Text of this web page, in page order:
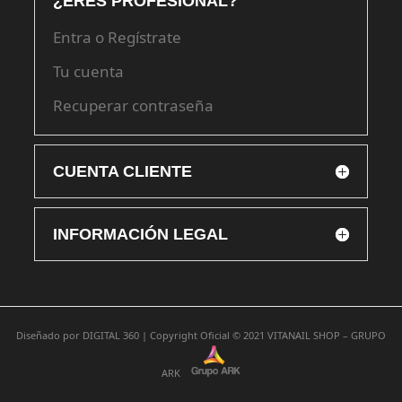
Entra o Regístrate
Tu cuenta
Recuperar contraseña
CUENTA CLIENTE
INFORMACIÓN LEGAL
Diseñado por DIGITAL 360 | Copyright Oficial © 2021 VITANAIL SHOP – GRUPO
ARK